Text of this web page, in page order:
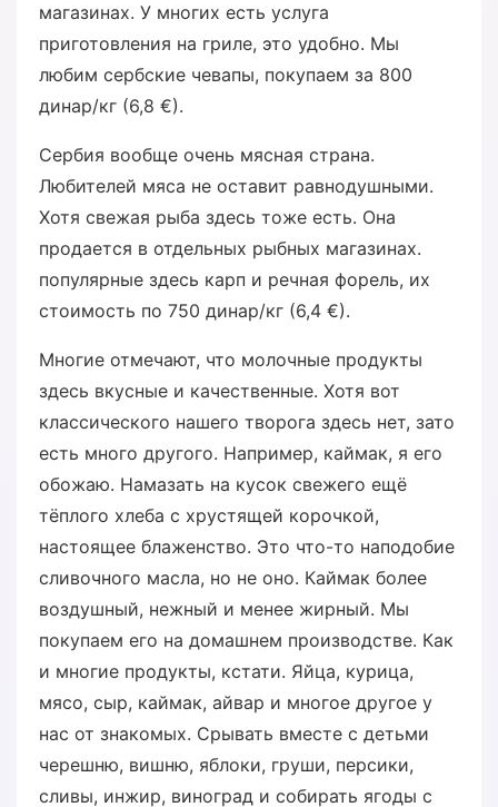
магазинах. У многих есть услуга
приготовления на гриле, это удобно. Мы
любим сербские чевапы, покупаем за 800
динар/кг (6,8 €).
Сербия вообще очень мясная страна.
Любителей мяса не оставит равнодушными.
Хотя свежая рыба здесь тоже есть. Она
продается в отдельных рыбных магазинах.
популярные здесь карп и речная форель, их
стоимость по 750 динар/кг (6,4 €).
Многие отмечают, что молочные продукты
здесь вкусные и качественные. Хотя вот
классического нашего творога здесь нет, зато
есть много другого. Например, каймак, я его
обожаю. Намазать на кусок свежего ещё
тёплого хлеба с хрустящей корочкой,
настоящее блаженство. Это что-то наподобие
сливочного масла, но не оно. Каймак более
воздушный, нежный и менее жирный. Мы
покупаем его на домашнем производстве. Как
и многие продукты, кстати. Яйца, курица,
мясо, сыр, каймак, айвар и многое другое у
нас от знакомых. Срывать вместе с детьми
черешню, вишню, яблоки, груши, персики,
сливы, инжир, виноград и собирать ягоды с